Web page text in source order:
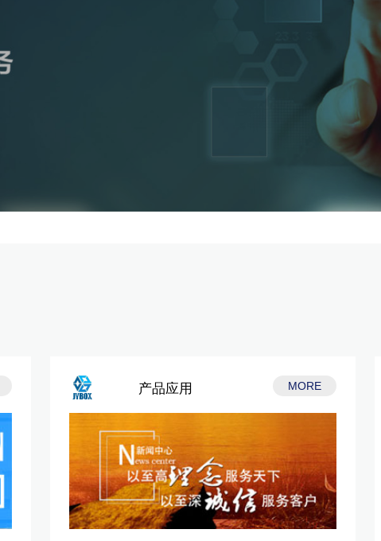
产品应用 MORE